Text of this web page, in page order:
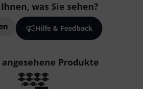
was Sie sehen?
Hilfe & Feedback
Produkte